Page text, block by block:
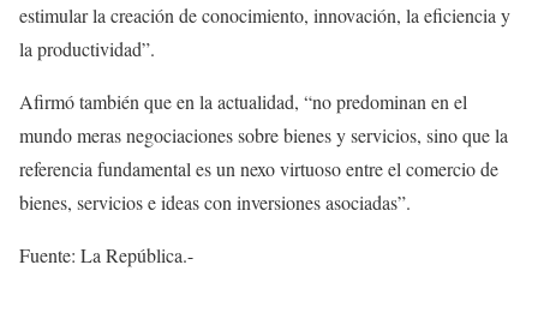
estimular la creación de conocimiento, innovación, la eficiencia y
la productividad”.
Afirmó también que en la actualidad, “no predominan en el
mundo meras negociaciones sobre bienes y servicios, sino que la
referencia fundamental es un nexo virtuoso entre el comercio de
bienes, servicios e ideas con inversiones asociadas”.
Fuente: La República.-